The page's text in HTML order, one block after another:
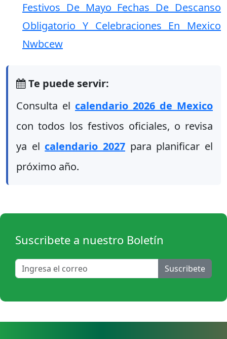
Festivos De Mayo Fechas De Descanso
Obligatorio Y Celebraciones En Mexico
Nwbcew
Te puede servir:
Consulta el calendario 2026 de Mexico
con todos los festivos oficiales, o revisa
ya el calendario 2027 para planificar el
próximo año.
Suscribete a nuestro Boletín
Suscribete